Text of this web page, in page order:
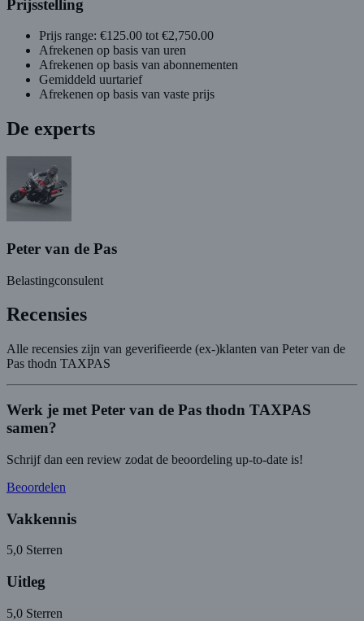
Prijsstelling
Prijs range: €125.00 tot €2,750.00
Afrekenen op basis van uren
Afrekenen op basis van abonnementen
Gemiddeld uurtarief
Afrekenen op basis van vaste prijs
De experts
Peter van de Pas
Belastingconsulent
Recensies
Alle recensies zijn van geverifieerde (ex-)klanten van Peter van de
Pas thodn TAXPAS
Werk je met Peter van de Pas thodn TAXPAS
samen?
Schrijf dan een review zodat de beoordeling up-to-date is!
Beoordelen
Vakkennis
5,0 Sterren
Uitleg
5,0 Sterren